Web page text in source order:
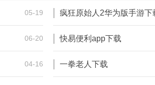
05-19 疯狂原始人2华为版手游下
06-20 快易便利app下载
04-16 一拳老人下载